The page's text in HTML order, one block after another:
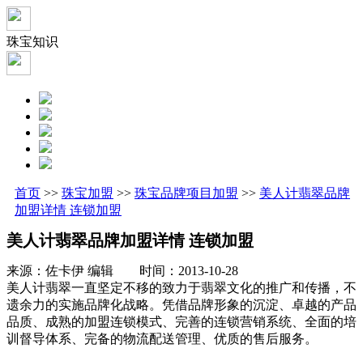
珠宝知识
首页 >> 珠宝加盟 >> 珠宝品牌项目加盟 >> 美人计翡翠品牌
加盟详情 连锁加盟
美人计翡翠品牌加盟详情 连锁加盟
来源：佐卡伊 编辑 时间：2013-10-28
美人计翡翠一直坚定不移的致力于翡翠文化的推广和传播，不
遗余力的实施品牌化战略。凭借品牌形象的沉淀、卓越的产品
品质、成熟的加盟连锁模式、完善的连锁营销系统、全面的培
训督导体系、完备的物流配送管理、优质的售后服务。